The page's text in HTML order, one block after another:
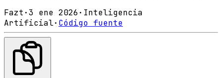
Fazt ·3 ene 2026· Inteligencia
Artificial· Código fuente